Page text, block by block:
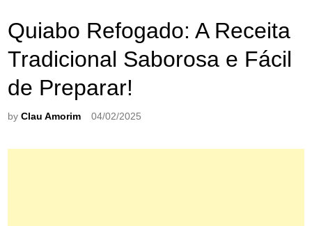
Quiabo Refogado: A Receita
Tradicional Saborosa e Fácil
de Preparar!
byClau Amorim 04/02/2025